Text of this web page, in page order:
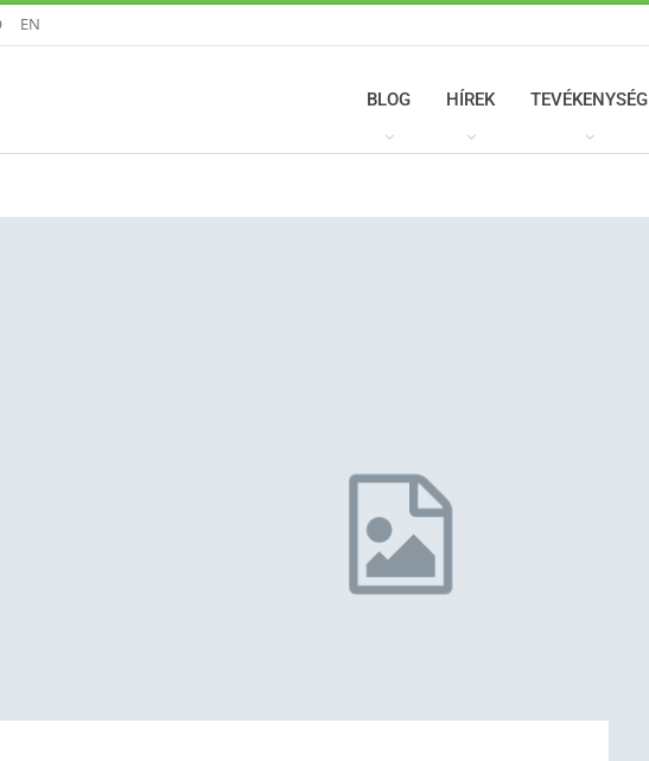
EN
BLOG HÍREK TEVÉKENYSÉG